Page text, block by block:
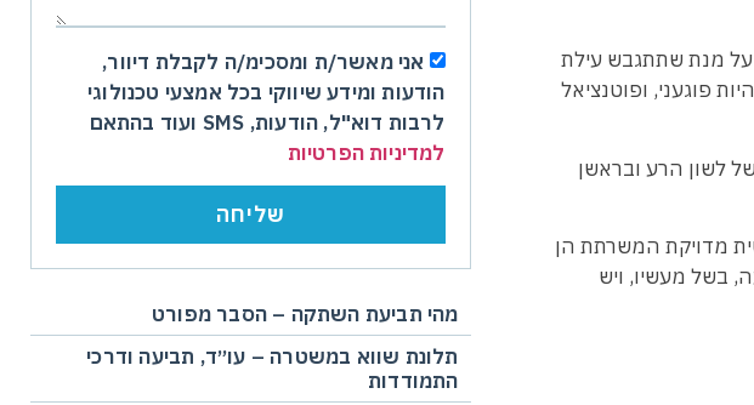
על מנת שתתגבש עילת
פוגעני, ופוטנציאל
לשון הרע ובראשן
מדויקת המשרתת הן
בשל מעשיו, ויש
אני מאשר/ת ומסכימ/ה לקבלת דיוור,
הודעות ומידע שיווקי בכל אמצעי טכנולוגי
לרבות דוא"ל, הודעות, SMS ועוד בהתאם
למדיניות הפרטיות
שליחה
מהי תביעת השתקה – הסבר מפורט
תלונת שווא במשטרה – עו״ד, תביעה ודרכי
התמודדות